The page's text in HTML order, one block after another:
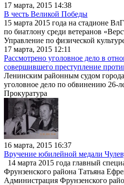
17 марта, 2015 14:38
В честь Великой Победы
15 марта 2015 года на стадионе
по биатлону среди ветеранов
Управление по физической
17 марта, 2015 12:11
Рассмотрено уголовное дело в
совершившего преступление
Ленинским районным судом
уголовное дело по обвинению 26-
Прокуратура
16 марта, 2015 16:37
Вручение юбилейной медали
14 марта 2015 года главный
Фрунзенского района Татьяна
Администрация Фрунзенского